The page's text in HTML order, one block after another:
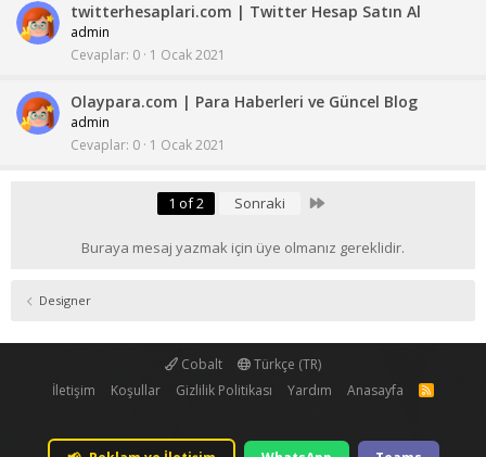
twitterhesaplari.com | Twitter Hesap Satın Al
admin
Cevaplar 0 1 Ocak 2021
Olaypara.com | Para Haberleri ve Güncel Blog
admin
Cevaplar 0 1 Ocak 2021
1 of 2 Sonraki Last
Buraya mesaj yazmak için üye olmanız gereklidir.
Designer
Cobalt
Türkçe (TR)
İletişim
Koşullar Gizlilik Politikası Yardım Anasayfa
R